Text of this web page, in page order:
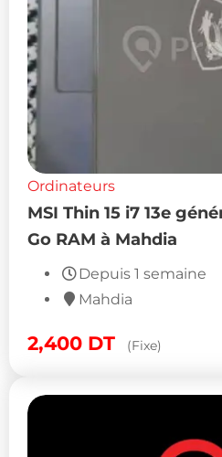
Ordinateurs
MSI Thin 15 i7 13e
Go RAM à Mahdia
Depuis 1 semaine
Mahdia
2,400 DT (Fixe)